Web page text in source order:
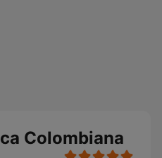
Colombiana